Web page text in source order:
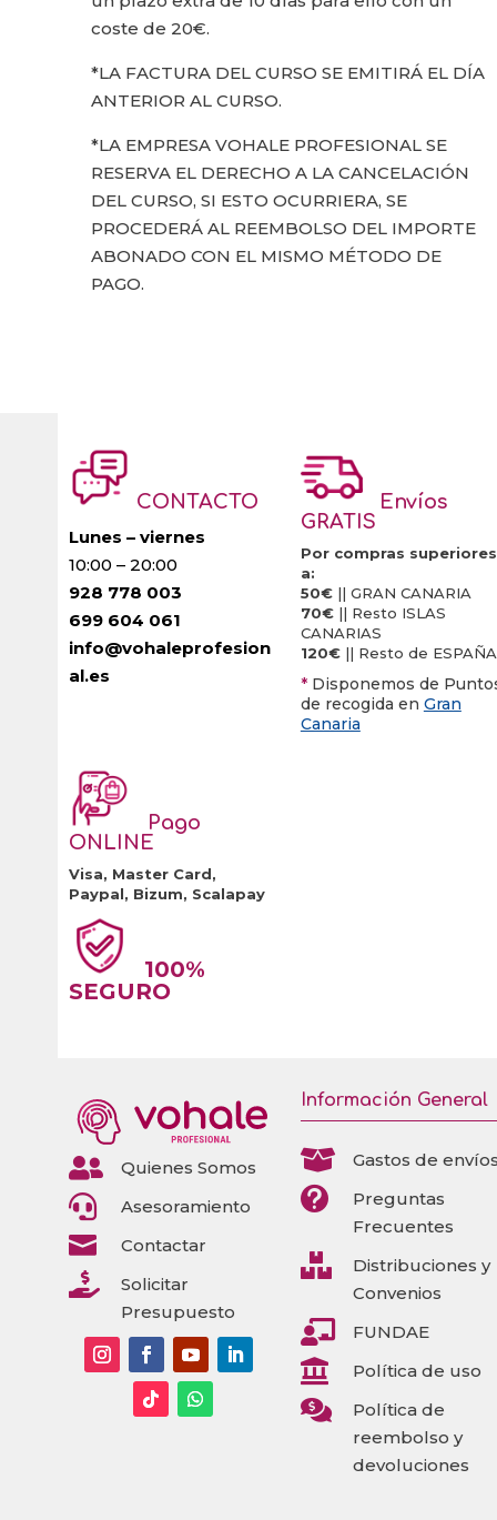
coste de 20€.
*LA FACTURA DEL CURSO SE EMITIRÁ EL DÍA
ANTERIOR AL CURSO.
*LA EMPRESA VOHALE PROFESIONAL SE
RESERVA EL DERECHO A LA CANCELACIÓN
DEL CURSO, SI ESTO OCURRIERA, SE
PROCEDERÁ AL REEMBOLSO DEL IMPORTE
ABONADO CON EL MISMO MÉTODO DE
PAGO.
CONTACTO
Lunes – viernes
10:00 – 20:00
928 778 003
699 604 061
info@vohaleprofesion
al.es
Envíos
GRATIS
Por compras superiores
a:
50€|| GRAN CANARIA
70€|| Resto ISLAS
CANARIAS
120€|| Resto de ESPAÑA
* Disponemos de
de recogida en Gran
Canaria
Pago
ONLINE
Visa, Master Card,
Paypal, Bizum, Scalapay
100%
SEGURO
 Quienes Somos
 Asesoramiento
 Contactar

Solicitar
Presupuesto
Información General
 Gastos de

Preguntas
Frecuentes

Distribuciones y
Convenios
 FUNDAE
 Política de uso

Política de
reembolso y
devoluciones